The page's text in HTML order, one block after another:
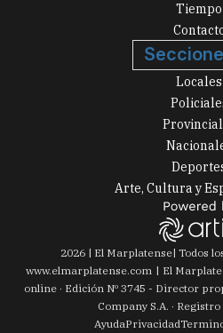
Tiempo
Locales
Arte, Cultura y
2026| El Marplatense| Todos
www.elmarplatense.com
El
online · Edición Nº 3745 - Director
Company S.A. ·
AyudaPrivacidad